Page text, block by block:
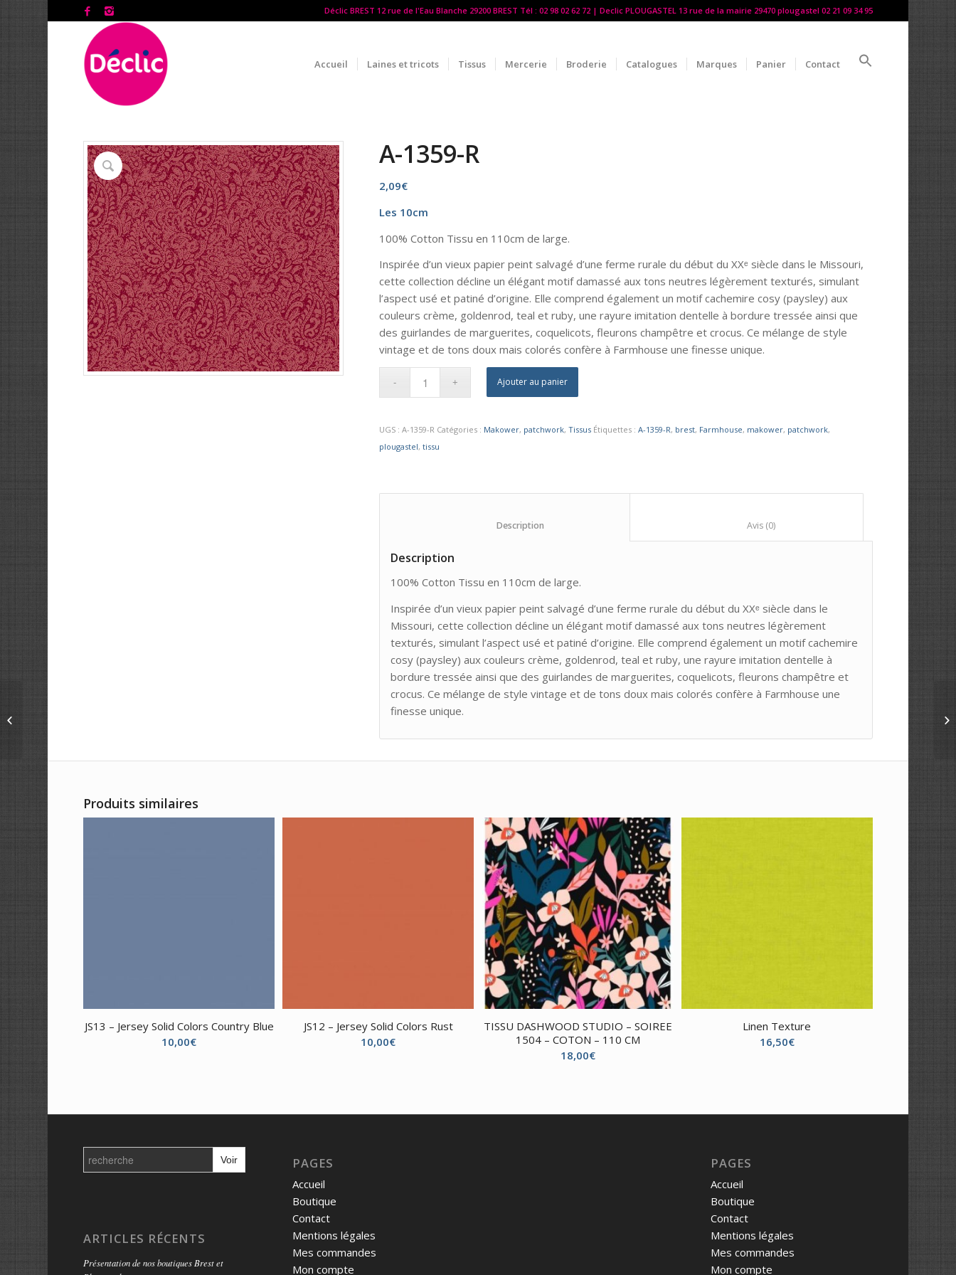
Déclic BREST 12 rue de l'Eau Blanche 29200 BREST Tél : 02 98 02 62 72 | Declic PLOUGASTEL 13 rue de la mairie 29470 plougastel 02 21 09 34 95
Accueil Laines et tricots Tissus Mercerie Broderie Catalogues Marques Panier Contact
A-1359-R
2,09€
Les 10cm
100% Cotton Tissu en 110cm de large.
Inspirée d’un vieux papier peint salvagé d’une ferme rurale du début du XXᵉ siècle dans le Missouri,
cette collection décline un élégant motif damassé aux tons neutres légèrement texturés, simulant
l’aspect usé et patiné d’origine. Elle comprend également un motif cachemire cosy (paysley) aux
couleurs crème, goldenrod, teal et ruby, une rayure imitation dentelle à bordure tressée ainsi que
des guirlandes de marguerites, coquelicots, fleurons champêtre et crocus. Ce mélange de style
vintage et de tons doux mais colorés confère à Farmhouse une finesse unique.
Ajouter au panier
UGS :A-1359-R Catégories : Makower, patchwork,Tissus Étiquettes :A-1359-R, brest, Farmhouse, makower, patchwork,
plougastel,tissu
Description
100% Cotton Tissu en 110cm de large.
Inspirée d’un vieux papier peint salvagé d’une ferme rurale du début du XXᵉ siècle dans le
Missouri, cette collection décline un élégant motif damassé aux tons neutres légèrement
texturés, simulant l’aspect usé et patiné d’origine. Elle comprend également un motif cachemire
cosy (paysley) aux couleurs crème, goldenrod, teal et ruby, une rayure imitation dentelle à
bordure tressée ainsi que des guirlandes de marguerites, coquelicots, fleurons champêtre et
crocus. Ce mélange de style vintage et de tons doux mais colorés confère à Farmhouse une
finesse unique.
Produits similaires
JS13 – Jersey Solid Colors Country Blue
10,00€
JS12 – Jersey Solid Colors Rust
10,00€
TISSU DASHWOOD STUDIO – SOIREE
1504 – COTON – 110 CM
18,00€
Linen Texture
16,50€
Search
for:
ARTICLES RÉCENTS
Présentation de nos boutiques Brest et
PAGES
Accueil
Boutique
Contact
Mentions légales
Mes commandes
Mon compte
PAGES
Accueil
Boutique
Contact
Mentions légales
Mes commandes
Mon compte